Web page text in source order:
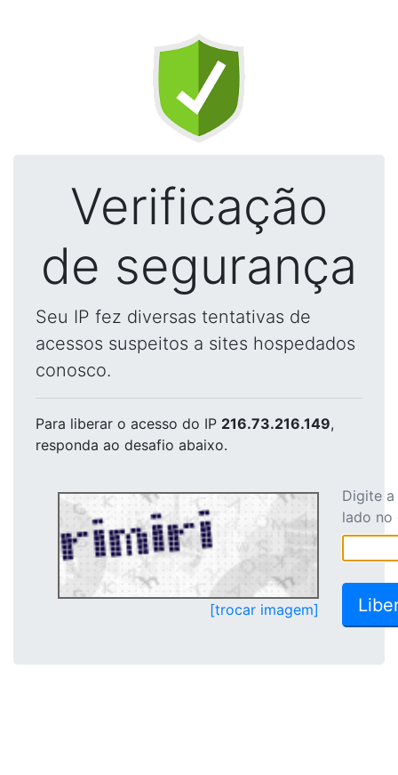
Verificação
de segurança
Seu IP fez diversas tentativas de
acessos suspeitos a sites hospedados
conosco.
Para liberar o acesso do IP 216.73.216.149,
responda ao desafio abaixo.
[trocar imagem]
Digite
lado no